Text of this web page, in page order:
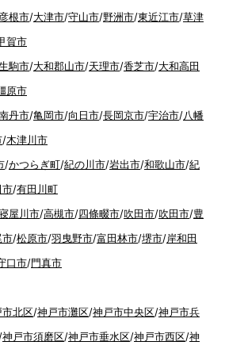
彦根市/大津市/守山市/野洲市/東近江市/草津
賀市
駒市/大和郡山市/天理市/香芝市/大和高田
原市
丹市/亀岡市/向日市/長岡京市/宇治市/八幡
/木津川市
/かつらぎ町/紀の川市/岩出市/和歌山市/紀
市/有田川町
屋川市/高槻市/四條畷市/吹田市/吹田市/豊
市/松原市/羽曳野市/富田林市/堺市/岸和田
口市/門真市
市北区/神戸市灘区/神戸市中央区/神戸市兵
/神戸市須磨区/神戸市垂水区/神戸市西区/神